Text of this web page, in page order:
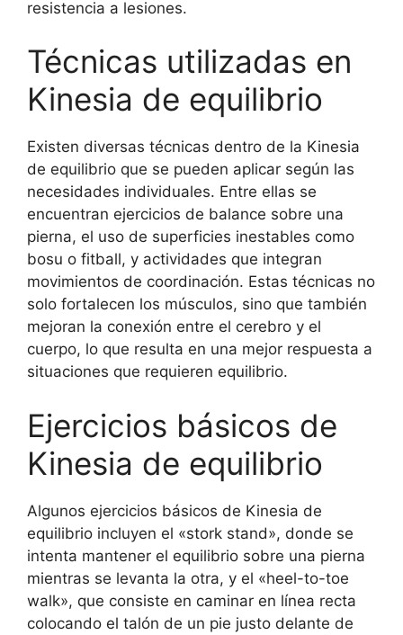
resistencia a lesiones.
Técnicas utilizadas en
Kinesia de equilibrio
Existen diversas técnicas dentro de la Kinesia
de equilibrio que se pueden aplicar según las
necesidades individuales. Entre ellas se
encuentran ejercicios de balance sobre una
pierna, el uso de superficies inestables como
bosu o fitball, y actividades que integran
movimientos de coordinación. Estas técnicas no
solo fortalecen los músculos, sino que también
mejoran la conexión entre el cerebro y el
cuerpo, lo que resulta en una mejor respuesta a
situaciones que requieren equilibrio.
Ejercicios básicos de
Kinesia de equilibrio
Algunos ejercicios básicos de Kinesia de
equilibrio incluyen el «stork stand», donde se
intenta mantener el equilibrio sobre una pierna
mientras se levanta la otra, y el «heel-to-toe
walk», que consiste en caminar en línea recta
colocando el talón de un pie justo delante de